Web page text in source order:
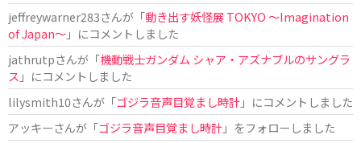
jeffreywarner283さんが「動き出す妖怪展 TOKYO 〜Imagination
of Japan〜」にコメントしました
jathrutpさんが「機動戦士ガンダム シャア・アズナブルのサングラ
ス 」にコメントしました
lilysmith10さんが「ゴジラ音声目覚まし時計」にコメントしました
アッキーさんが「ゴジラ音声目覚まし時計」をフォローしました